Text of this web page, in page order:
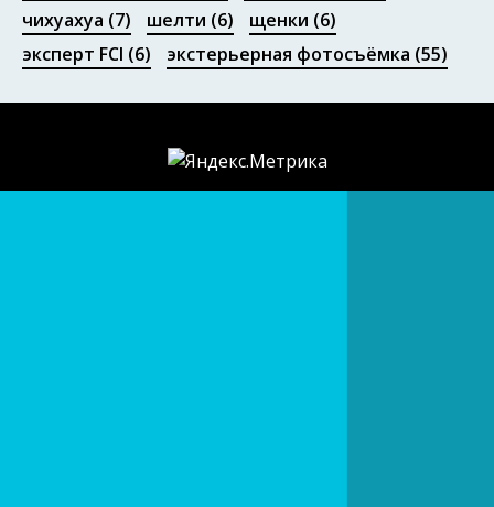
чихуахуа (7) шелти (6) щенки (6)
эксперт FCI (6) экстерьерная фотосъёмка (55)